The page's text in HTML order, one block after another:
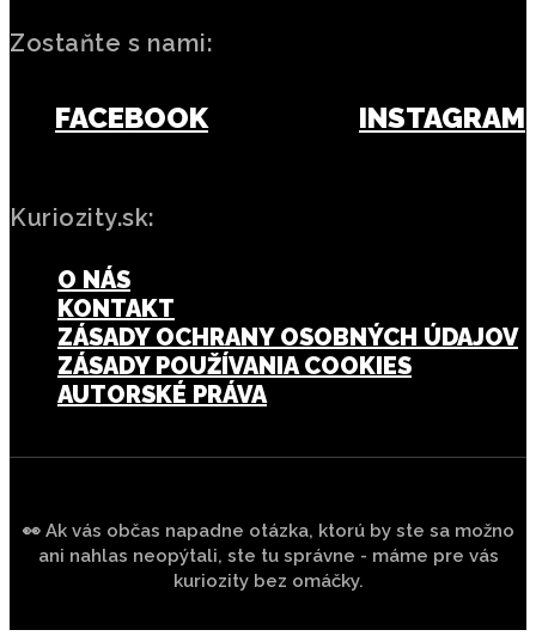
Zostaňte s nami:
FACEBOOK INSTAGRAM
Kuriozity.sk:
O NÁS
KONTAKT
ZÁSADY OCHRANY OSOBNÝCH ÚDAJOV
ZÁSADY POUŽÍVANIA COOKIES
AUTORSKÉ PRÁVA
👀 Ak vás občas napadne otázka, ktorú by ste sa možno
ani nahlas neopýtali, ste tu správne - máme pre vás
kuriozity bez omáčky.